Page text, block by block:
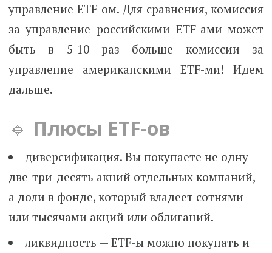
управление ETF-ом. Для сравнения, комиссия
за управление российскими ETF-ами может
быть в 5-10 раз больше комиссии за
управление американскими ETF-ми! Идем
дальше.
🔹 Плюсы ETF-ов
диверсификация. Вы покупаете не одну-
две-три-десять акций отдельных компаний,
а доли в фонде, который владеет сотнями
или тысячами акций или облигаций.
ликвидность — ETF-ы можно покупать и